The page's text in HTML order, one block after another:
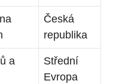
Česká
republika
a
Střední
Evropa